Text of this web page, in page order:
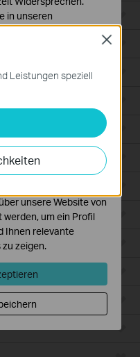
Leistungen speziell
Close
in unseren
Website
nicht
uns, Ihre Aktivitäten
um die
verbessern und
unsere Website von
um ein Profil
Ihnen relevante
zeigen.